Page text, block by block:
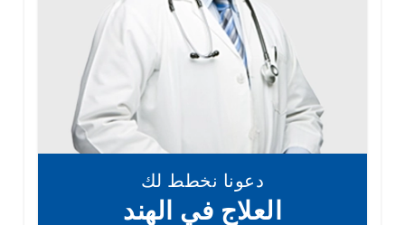
دعونا نخطط لك
العلاج في الهند